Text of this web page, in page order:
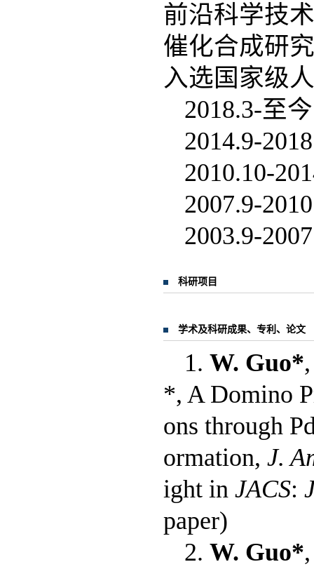
前沿科学技
催化合成研
入选国家级
2018.3-至
2014.9-
2010.10-
2007.9-
2003.9-
科研项目
学术及科研成果、专利、论文
1. W. Guo*
*, A Domino
ons through
ormation, J.
ight in JACS:
paper)
2. W. Guo*